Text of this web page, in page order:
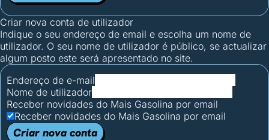
Criar nova conta de utilizador
Indique o seu endereço de email e escolha um nome de
utilizador. O seu nome de utilizador é público, se actualizar
algum posto este será apresentado no site.
Endereço de e-mail
Nome de utilizador
Receber novidades do Mais Gasolina por email
Receber novidades do Mais Gasolina por email
Criar nova conta